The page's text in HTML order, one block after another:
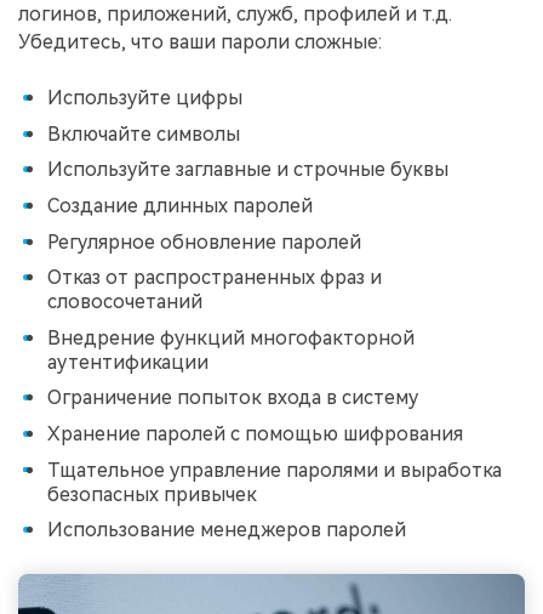
логинов, приложений, служб, профилей и т.д.
Убедитесь, что ваши пароли сложные:
Используйте цифры
Включайте символы
Используйте заглавные и строчные буквы
Создание длинных паролей
Регулярное обновление паролей
Отказ от распространенных фраз и
словосочетаний
Внедрение функций многофакторной
аутентификации
Ограничение попыток входа в систему
Хранение паролей с помощью шифрования
Тщательное управление паролями и выработка
безопасных привычек
Использование менеджеров паролей